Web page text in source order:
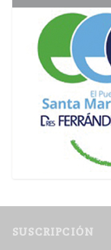
SUSCRIPCIÓN